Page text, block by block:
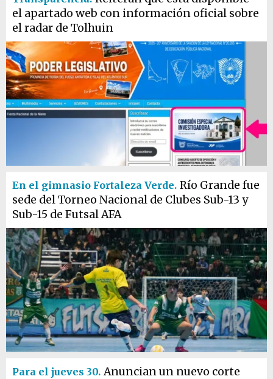
el apartado web con información oficial sobre
el radar de Tolhuin
En el gimnasio Fortaleza Verde. Río Grande fue
sede del Torneo Nacional de Clubes Sub-13 y
Sub-15 de Futsal AFA
Para el jueves 30. Anuncian un nuevo corte